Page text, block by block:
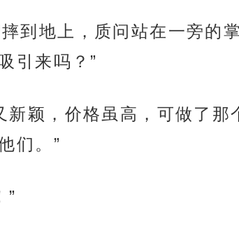
到地上，质问站在一旁的掌
引来吗？”
颖，价格虽高，可做了那
们。”
”